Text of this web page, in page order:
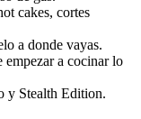
cakes, cortes
a donde vayas.
empezar a cocinar lo
y Stealth Edition.